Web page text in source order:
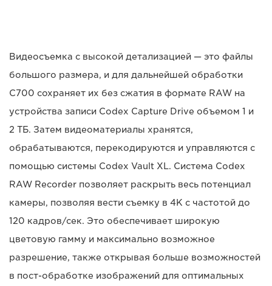
Видеосъемка с высокой детализацией — это файлы
большого размера, и для дальнейшей обработки
C700 сохраняет их без сжатия в формате RAW на
устройства записи Codex Capture Drive объемом 1 и
2 ТБ. Затем видеоматериалы хранятся,
обрабатываются, перекодируются и управляются с
помощью системы Codex Vault XL. Система Codex
RAW Recorder позволяет раскрыть весь потенциал
камеры, позволяя вести съемку в 4K с частотой до
120 кадров/сек. Это обеспечивает широкую
цветовую гамму и максимально возможное
разрешение, также открывая больше возможностей
в пост-обработке изображений для оптимальных